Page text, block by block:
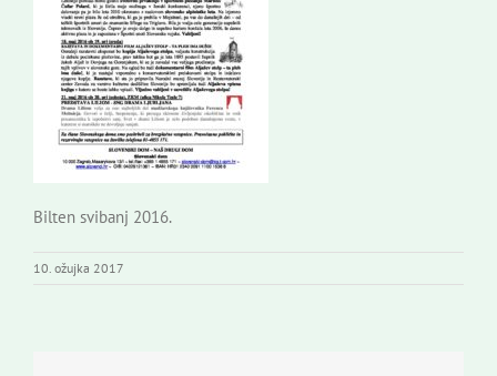
Bilten svibanj 2016.
10. ožujka 2017